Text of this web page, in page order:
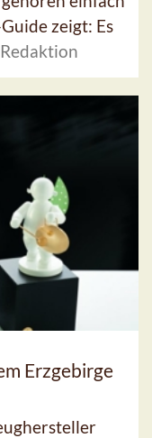
zeigt: Es
Erzgebirge